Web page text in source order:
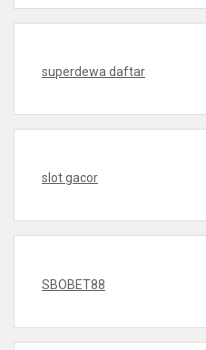
superdewa daftar
slot gacor
SBOBET88